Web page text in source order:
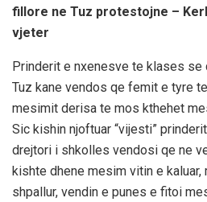
fillore ne Tuz protestojne –
vjeter
Prinderit e nxenesve te klases
Tuz kane vendos qe femit e tyre
mesimit derisa te mos kthehet
Sic kishin njoftuar “vijesti”
drejtori i shkolles vendosi qe ne
kishte dhene mesim vitin e
shpallur, vendin e punes e fitoi